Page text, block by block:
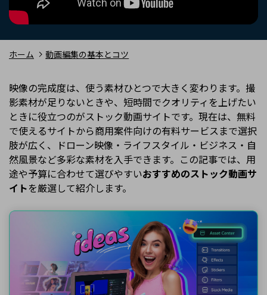
ホーム 動画編集の基本とコツ
映像の完成度は、使う素材ひとつで大きく変わります。撮
影素材が足りないときや、短時間でクオリティを上げたい
ときに役立つのがストック動画サイトです。現在は、無料
で使えるサイトから商用案件向けの有料サービスまで選択
肢が広く、ドローン映像・ライフスタイル・ビジネス・自
然風景など多彩な素材を入手できます。この記事では、用
途や予算に合わせて選びやすいおすすめのストック動画サ
イトを厳選して紹介します。